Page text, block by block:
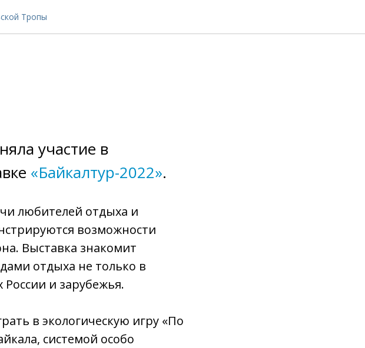
Тропы
участие в
«Байкалтур-2022».
любителей отдыха и
возможности
Выставка знакомит
отдыха не только в
России и зарубежья.
в экологическую игру «По
системой особо